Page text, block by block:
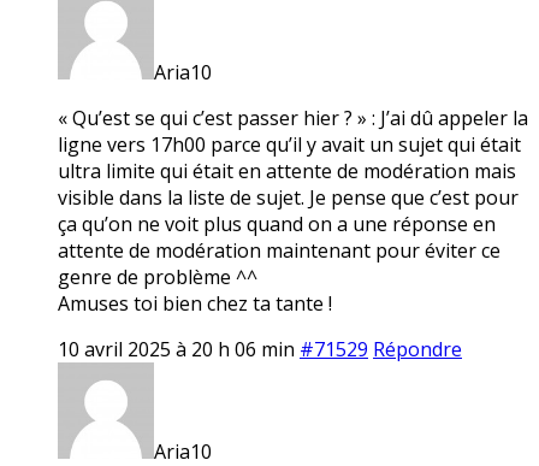
Aria10
« Qu’est se qui c’est passer hier ? » : J’ai dû appeler la
ligne vers 17h00 parce qu’il y avait un sujet qui était
ultra limite qui était en attente de modération mais
visible dans la liste de sujet. Je pense que c’est pour
ça qu’on ne voit plus quand on a une réponse en
attente de modération maintenant pour éviter ce
genre de problème ^^
Amuses toi bien chez ta tante !
10 avril 2025 à 20 h 06 min #71529 Répondre
Aria10